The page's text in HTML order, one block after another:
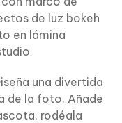
de luz bokeh
en lámina
una divertida
de la foto. Añade
rodéala